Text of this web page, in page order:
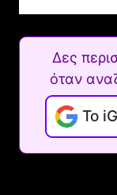
Δες
όταν
Το